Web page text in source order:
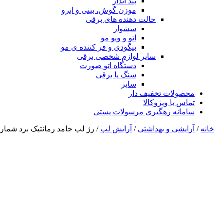
موزن گوش، بینی و ابرو
حالت دهنده های برقی
سشوار
اتو و ویو مو
بیگودی و فر کننده ی مو
سایر لوازم شخصی برقی
دستگاه اتو صورت
سنگ پا برقی
سایر
محصولات تخفیف دار
تماس با ویژوکالا
سامانه رهگیری مرسولات پستی
خانه / آرایشی و بهداشتی / آرایش لب / رژ لب جامد رمانتیک برد